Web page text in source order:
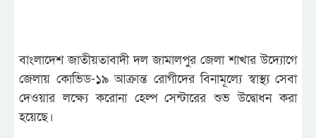
বাংলাদেশ জাতীয়তাবাদী দল জামালপুর জেলা শাখার উদ্যোগে
জেলায় কোভিড-১৯ আক্রান্ত রোগীদের বিনামূল্যে স্বাস্থ্য সেবা
দেওয়ার লক্ষ্যে করোনা হেল্প সেন্টারের শুভ উদ্বোধন করা
হয়েছে।